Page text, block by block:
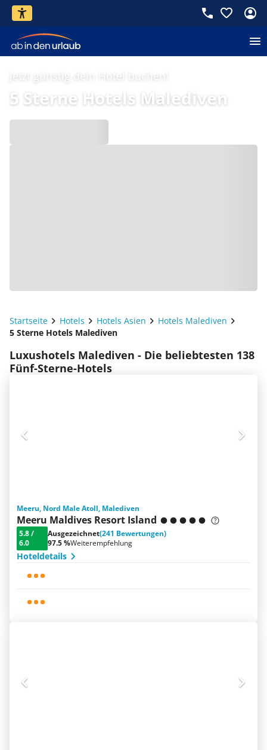
Jetzt günstig dein Hotel buchen!
5 Sterne Hotels Malediven
Startseite Hotels Hotels Asien
Hotels Malediven
5 Sterne Hotels Malediven
Luxushotels Malediven - Die beliebtesten 138
Fünf-Sterne-Hotels
Meeru, Nord Male Atoll, Malediven
Meeru Maldives Resort Island
5.8/
6.0
Ausgezeichnet(241 Bewertungen)
97.5 %Weiterempfehlung
Hoteldetails